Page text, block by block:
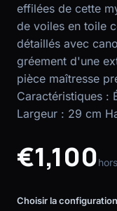
effilées de cette
de voiles en toile
détaillés avec
gréement d'une
pièce maîtresse
Caractéristiques :
Largeur : 29 cm
€1,100
Choisir la configuration